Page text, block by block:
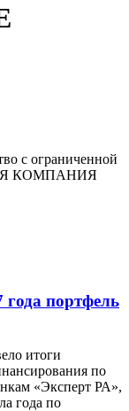
с ограниченной
КОМПАНИЯ
года портфель
итоги
по
«Эксперт РА»,
года по